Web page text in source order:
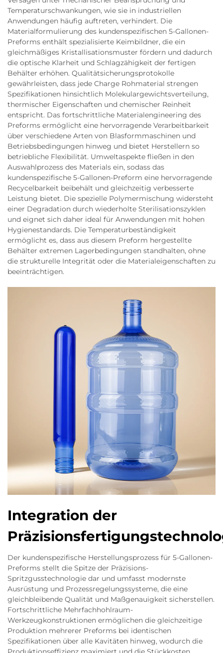
Temperaturschwankungen, wie sie in industriellen
Anwendungen häufig auftreten, verhindert. Die
Materialformulierung des kundenspezifischen 5-Gallonen-
Preforms enthält spezialisierte Keimbildner, die ein
gleichmäßiges Kristallisationsmuster fördern und dadurch
die optische Klarheit und Schlagzähigkeit der fertigen
Behälter erhöhen. Qualitätsicherungsprotokolle
gewährleisten, dass jede Charge Rohmaterial strengen
Spezifikationen hinsichtlich Molekulargewichtsverteilung,
thermischer Eigenschaften und chemischer Reinheit
entspricht. Das fortschrittliche Materialengineering des
Preforms ermöglicht eine hervorragende Verarbeitbarkeit
über verschiedene Arten von Blasformmaschinen und
Betriebsbedingungen hinweg und bietet Herstellern so
betriebliche Flexibilität. Umweltaspekte fließen in den
Auswahlprozess des Materials ein, sodass das
kundenspezifische 5-Gallonen-Preform eine hervorragende
Recycelbarkeit beibehält und gleichzeitig verbesserte
Leistung bietet. Die spezielle Polymermischung widersteht
einer Degradation durch wiederholte Sterilisationszyklen
und eignet sich daher ideal für Anwendungen mit hohen
Hygienestandards. Die Temperaturbeständigkeit
ermöglicht es, dass aus diesem Preform hergestellte
Behälter extremen Lagerbedingungen standhalten, ohne
die strukturelle Integrität oder die Materialeigenschaften zu
beeinträchtigen.
Integration der
Der kundenspezifische Herstellungsprozess für 5-Gallonen-
Preforms stellt die Spitze der Präzisions-
Spritzgusstechnologie dar und umfasst modernste
Ausrüstung und Prozessregelungssysteme, die eine
gleichbleibende Qualität und Maßgenauigkeit sicherstellen.
Fortschrittliche Mehrfachhohlraum-
Werkzeugkonstruktionen ermöglichen die gleichzeitige
Produktion mehrerer Preforms bei identischen
Spezifikationen über alle Kavitäten hinweg, wodurch die